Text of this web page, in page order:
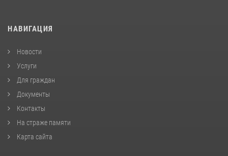
НАВИГАЦИЯ
Новости
Услуги
Для граждан
Документы
Контакты
На страже памяти
Карта сайта